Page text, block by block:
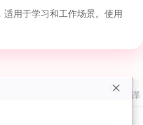
用于学习和工作场景。使用